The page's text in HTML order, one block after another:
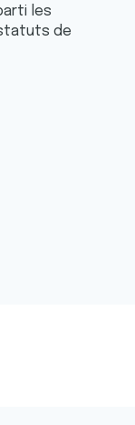
les
de